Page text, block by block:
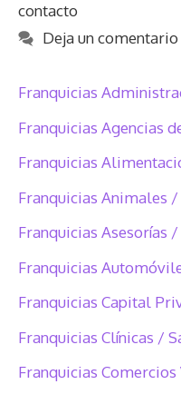
contacto
Deja un comentario
Franquicias
Franquicias Agencias
Franquicias
Franquicias Animales
Franquicias Asesorías
Franquicias
Franquicias Capital
Franquicias Clínicas /
Franquicias Comercios